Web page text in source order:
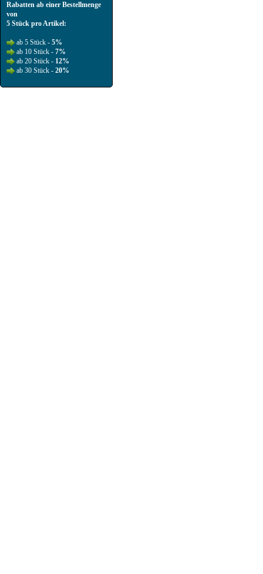
Rabatten ab einer Bestellmenge
von
5 Stück pro Artikel:
ab 5 Stück - 5%
ab 10 Stück - 7%
ab 20 Stück - 12%
ab 30 Stück - 20%